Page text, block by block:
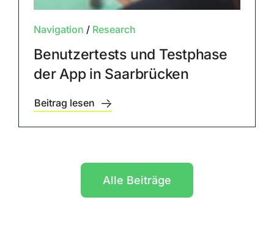
Navigation / Research
Benutzertests und Testphase
der App in Saarbrücken
Beitrag lesen
Alle Beiträge